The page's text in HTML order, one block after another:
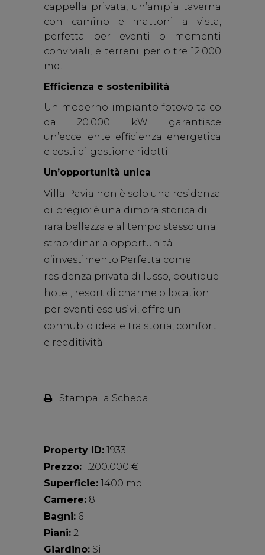
cappella privata, un’ampia taverna
con camino e mattoni a vista,
perfetta per eventi o momenti
conviviali, e terreni per oltre 12.000
mq.
Efficienza e sostenibilità
Un moderno impianto fotovoltaico
da 20.000 kW garantisce
un’eccellente efficienza energetica
e costi di gestione ridotti.
Un’opportunità unica
Villa Pavia non è solo una residenza
di pregio: è una dimora storica di
rara bellezza e al tempo stesso una
straordinaria opportunità
d’investimento.Perfetta come
residenza privata di lusso, boutique
hotel, resort di charme o location
per eventi esclusivi, offre un
connubio ideale tra storia, comfort
e redditività.
Stampa la Scheda
Property ID: 1933
Prezzo: 1.200.000 €
Superficie: 1400 mq
Camere: 8
Bagni: 6
Piani: 2
Giardino: Si